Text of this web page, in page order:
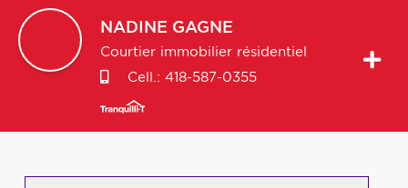
NADINE GAGNE
Courtier immobilier résidentiel
Cell.: 418-587-0355